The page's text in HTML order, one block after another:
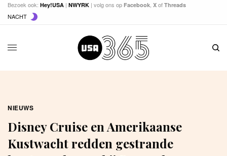
Bezoek ook:Hey!USA |NWYRK | volg ons op Facebook ,X ofThreads
NACHT
NIEUWS
Disney Cruise en Amerikaanse
Kustwacht redden gestrande